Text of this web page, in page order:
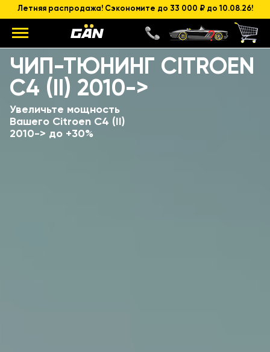
Летняя распродажа! Сэкономите до 33 000 ₽ до 10.08.26!
ЧИП-ТЮНИНГ CITROEN
C4 (II) 2010->
Увеличьте мощность
Вашего Citroen C4 (II)
2010-> до +30%
Модель
Объем и мощность ДВС